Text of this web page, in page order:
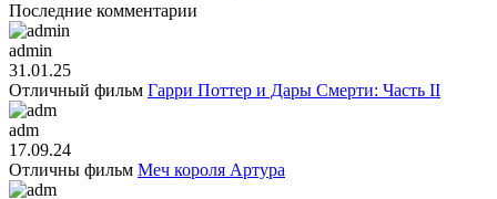
Последние комментарии
admin
31.01.25
Отличный фильм Гарри Поттер и Дары Смерти: Часть II
adm
17.09.24
Отличны фильм Меч короля Артура